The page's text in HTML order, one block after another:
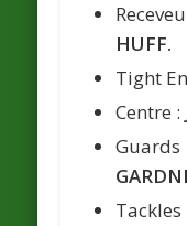
HUFF.
Tight
Centre :
Guards